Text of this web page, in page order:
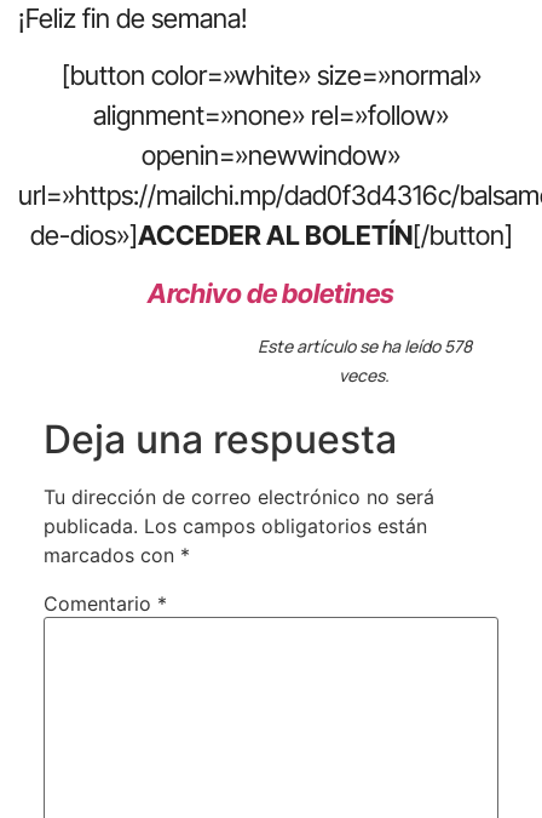
¡Feliz fin de semana!
[button color=»white» size=»normal»
alignment=»none» rel=»follow»
openin=»newwindow»
url=»https://mailchi.mp/dad0f3d4316c/
de-dios»]ACCEDER AL BOLETÍN[/button]
Archivo de boletines
Este artículo se ha leído 578
veces.
Deja una respuesta
Tu dirección de correo electrónico no será
publicada. Los campos obligatorios están
marcados con *
Comentario *